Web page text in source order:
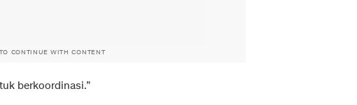
CONTINUE WITH CONTENT
berkoordinasi.”